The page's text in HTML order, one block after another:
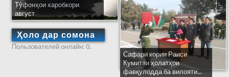
Тӯфонҳои харобкори
август
Ҳоло дар сомона
Пользователей онлайн: 0.
Сафари кории Раиси
Кумитаи ҳолатҳои
фавқулодда ба вилояти...